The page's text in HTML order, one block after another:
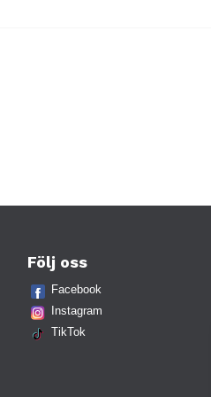
Följ oss
Facebook
Instagram
TikTok